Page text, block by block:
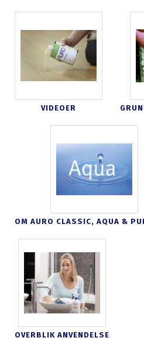
VIDEOER
OM AURO CLASSIC, AQUA &
OVERBLIK ANVENDELSE